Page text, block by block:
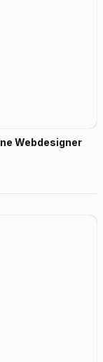
Webdesigner